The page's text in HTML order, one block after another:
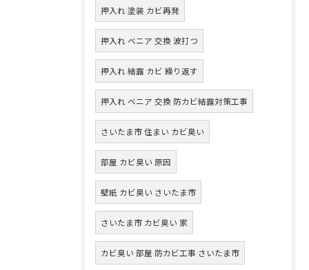
押入れ 塗装 カビ再発
押入れ ベニア 交換 波打つ
押入れ 結露 カビ 繰り返す
押入れ ベニア 交換 防カビ結露対策工事
さいたま市 住まい カビ臭い
部屋 カビ臭い 原因
壁紙 カビ臭い さいたま市
さいたま市 カビ臭い 家
カビ臭い 部屋 防カビ工事 さいたま市